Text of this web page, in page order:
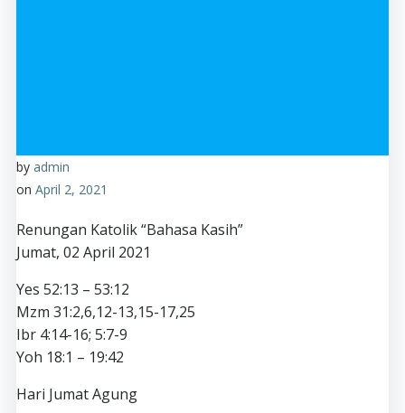
by admin
on April 2, 2021
Renungan Katolik “Bahasa Kasih”
Jumat, 02 April 2021
Yes 52:13 – 53:12
Mzm 31:2,6,12-13,15-17,25
Ibr 4:14-16; 5:7-9
Yoh 18:1 – 19:42
Hari Jumat Agung